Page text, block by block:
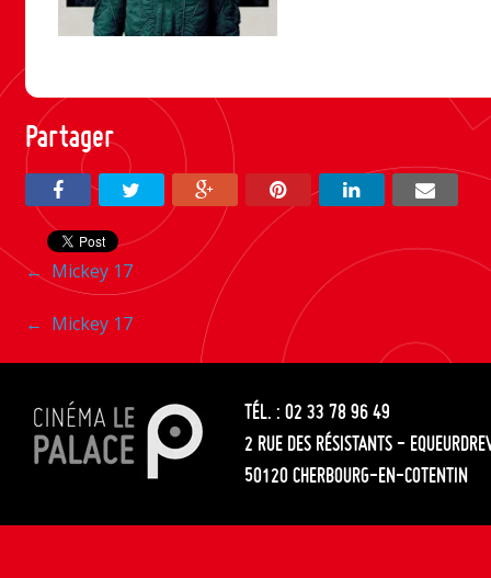
Partager
Navigation
entre
les
articles
← Mickey 17
Navigation
entre
les
articles
← Mickey 17
TÉL. : 02 33 78 96 49
2 RUE DES RÉSISTANTS -
50120 CHERBOURG-EN-COTENTIN